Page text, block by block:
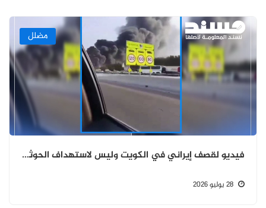
مضلل
فيديو لقصف إيراني في الكويت وليس لاستهداف الحوثيين لأنابيب نقل النفط في السعودية